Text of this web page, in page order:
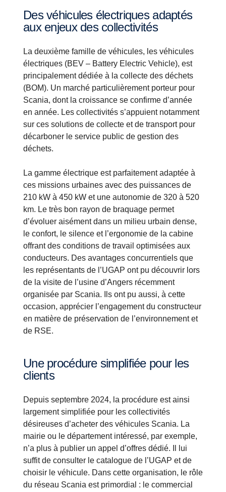
Des véhicules électriques adaptés
aux enjeux des collectivités
La deuxième famille de véhicules, les véhicules
électriques (BEV – Battery Electric Vehicle), est
principalement dédiée à la collecte des déchets
(BOM). Un marché particulièrement porteur pour
Scania, dont la croissance se confirme d’année
en année. Les collectivités s’appuient notamment
sur ces solutions de collecte et de transport pour
décarboner le service public de gestion des
déchets.
La gamme électrique est parfaitement adaptée à
ces missions urbaines avec des puissances de
210 kW à 450 kW et une autonomie de 320 à 520
km. Le très bon rayon de braquage permet
d’évoluer aisément dans un milieu urbain dense,
le confort, le silence et l’ergonomie de la cabine
offrant des conditions de travail optimisées aux
conducteurs. Des avantages concurrentiels que
les représentants de l’UGAP ont pu découvrir lors
de la visite de l’usine d’Angers récemment
organisée par Scania. Ils ont pu aussi, à cette
occasion, apprécier l’engagement du constructeur
en matière de préservation de l’environnement et
de RSE.
Une procédure simplifiée pour les
clients
Depuis septembre 2024, la procédure est ainsi
largement simplifiée pour les collectivités
désireuses d’acheter des véhicules Scania. La
mairie ou le département intéressé, par exemple,
n’a plus à publier un appel d’offres dédié. Il lui
suffit de consulter le catalogue de l’UGAP et de
choisir le véhicule. Dans cette organisation, le rôle
du réseau Scania est primordial : le commercial